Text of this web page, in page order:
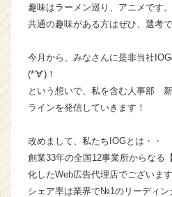
ー・
成
企
か
ら
ウ
ト
が
届
趣味はラーメン巡り、アニメです。
共通の趣味がある方はぜひ、選考
今月から、みなさんに是非当社
(*‘∀‘)！
という想いで、私を含む人事部
ラインを発信していきます！
改めまして、私たちIOGとは・・
創業33年の全国12事業所からなる
化したWeb広告代理店でございます
シェア率は業界で№1のリーディン